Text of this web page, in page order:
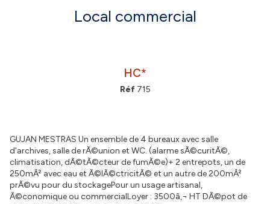
Local commercial
HC*
Réf 715
GUJAN MESTRAS Un ensemble de 4 bureaux avec salle
d'archives, salle de rÃ©union et WC. (alarme sÃ©curitÃ©,
climatisation, dÃ©tÃ©cteur de fumÃ©e)+ 2 entrepots, un de
250mÂ² avec eau et Ã©lÃ©ctricitÃ© et un autre de 200mÂ²
prÃ©vu pour du stockagePour un usage artisanal,
Ã©conomique ou commercialLoyer : 3500â‚¬ HT DÃ©pot de